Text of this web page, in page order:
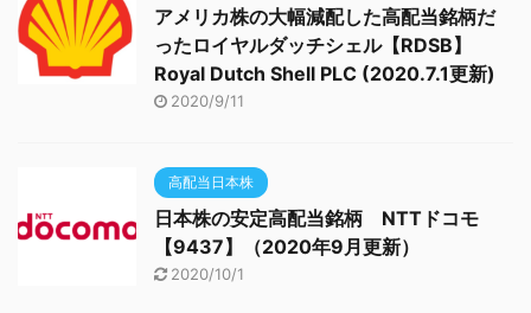
アメリカ株の大幅減配した高配当銘柄だ
ったロイヤルダッチシェル【RDSB】
Royal Dutch Shell PLC (2020.7.1更新)
2020/9/11
高配当日本株
日本株の安定高配当銘柄 NTTドコモ
【9437】（2020年9月更新）
2020/10/1